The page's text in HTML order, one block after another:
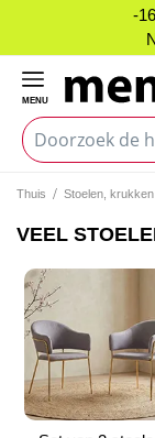
-
MENU
Thuis Stoelen, krukken
VEEL